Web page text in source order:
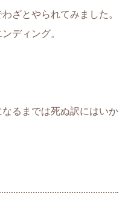
ざとやられてみました。
ディング。
るまでは死ぬ訳にはいか